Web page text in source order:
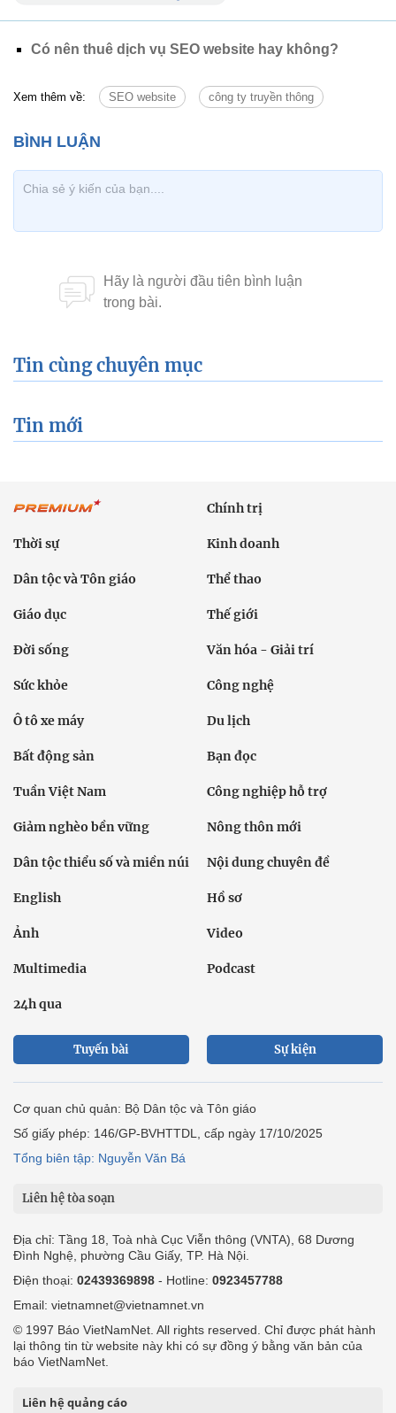
Có nên thuê dịch vụ SEO website hay không?
Xem thêm về: SEO website công ty truyền thông
Tin cùng chuyên mục
Tin mới
Chính trị
Thời sự Kinh doanh
Dân tộc và Tôn giáo Thể thao
Giáo dục Thế giới
Đời sống Văn hóa - Giải trí
Sức khỏe Công nghệ
Ô tô xe máy Du lịch
Bất động sản Bạn đọc
Tuần Việt Nam Công nghiệp hỗ trợ
Giảm nghèo bền vững Nông thôn mới
Dân tộc thiểu số và miền núi Nội dung chuyên đề
English Hồ sơ
Ảnh Video
Multimedia Podcast
24h qua
Tuyến bài Sự kiện
Cơ quan chủ quản: Bộ Dân tộc và Tôn giáo
Số giấy phép: 146/GP-BVHTTDL, cấp ngày 17/10/2025
Tổng biên tập: Nguyễn Văn Bá
Liên hệ tòa soạn
Địa chỉ: Tầng 18, Toà nhà Cục Viễn thông (VNTA), 68 Dương
Đình Nghệ, phường Cầu Giấy, TP. Hà Nội.
Điện thoại: 02439369898 - Hotline: 0923457788
Email: vietnamnet@vietnamnet.vn
© 1997 Báo VietNamNet. All rights reserved. Chỉ được phát hành
lại thông tin từ website này khi có sự đồng ý bằng văn bản của
báo VietNamNet.
Liên hệ quảng cáo